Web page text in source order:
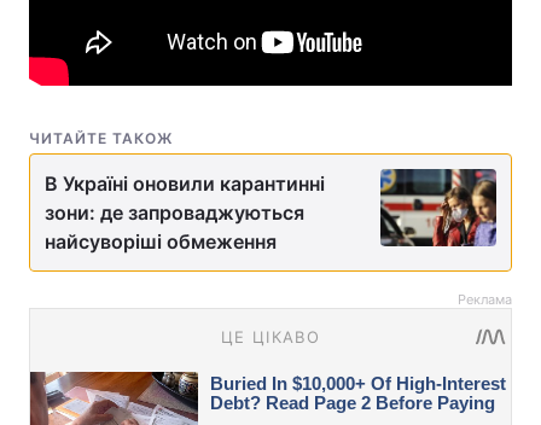
ЧИТАЙТЕ ТАКОЖ
В Україні оновили карантинні
зони: де запроваджуються
найсуворіші обмеження
Реклама